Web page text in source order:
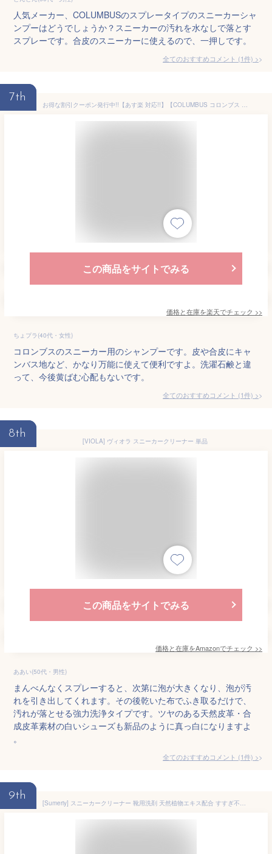
人気メーカー、COLUMBUSのスプレータイプのスニーカーシャ
ンプーはどうでしょうか？スニーカーの汚れを水なしで落とす
スプレーです。合皮のスニーカーに使えるので、一押しです。
全てのおすすめコメント (1件) >
7th
お得な割引クーポン発行中!!【あす楽 対応!!】【COLUMBUS コロンブス スニーカーシャンプー スプレータイプ】COLUMBUS SNEAKER CARE SPRAY FOAM SHAMPOO 4971671192096 シューズケア スニーカー磨き クリーナー 汚れ落とし スプレーフォーム 皮革 合皮 布地用
この商品をサイトでみる
価格と在庫を楽天でチェック >>
ちょプラ(40代・女性)
コロンブスのスニーカー用のシャンプーです。皮や合皮にキャ
ンバス地など、かなり万能に使えて便利ですよ。洗濯石鹸と違
って、今後黄ばむ心配もないです。
全てのおすすめコメント (1件) >
8th
[VIOLA] ヴィオラ スニーカークリーナー 単品
この商品をサイトでみる
価格と在庫をAmazonでチェック >>
ああい(50代・男性)
まんべんなくスプレーすると、次第に泡が大きくなり、泡が汚
れを引き出してくれます。その後乾いた布でふき取るだけで、
汚れが落とせる強力洗浄タイプです。ツヤのある天然皮革・合
成皮革素材の白いシューズも新品のように真っ白になりますよ
。
全てのおすすめコメント (1件) >
9th
[Sumeriy] スニーカークリーナー 靴用洗剤 天然植物エキス配合 すすぎ不要 強力洗浄 各種素材に適用 靴クリーニングセット 120mL クリア